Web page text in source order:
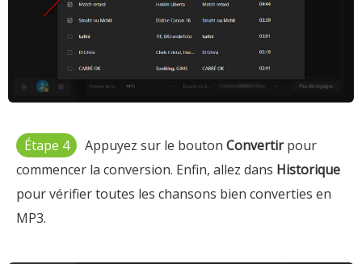
Étape 4 Appuyez sur le bouton Convertirpour
commencer la conversion. Enfin, allez dans Historique
pour vérifier toutes les chansons bien converties en
MP3.